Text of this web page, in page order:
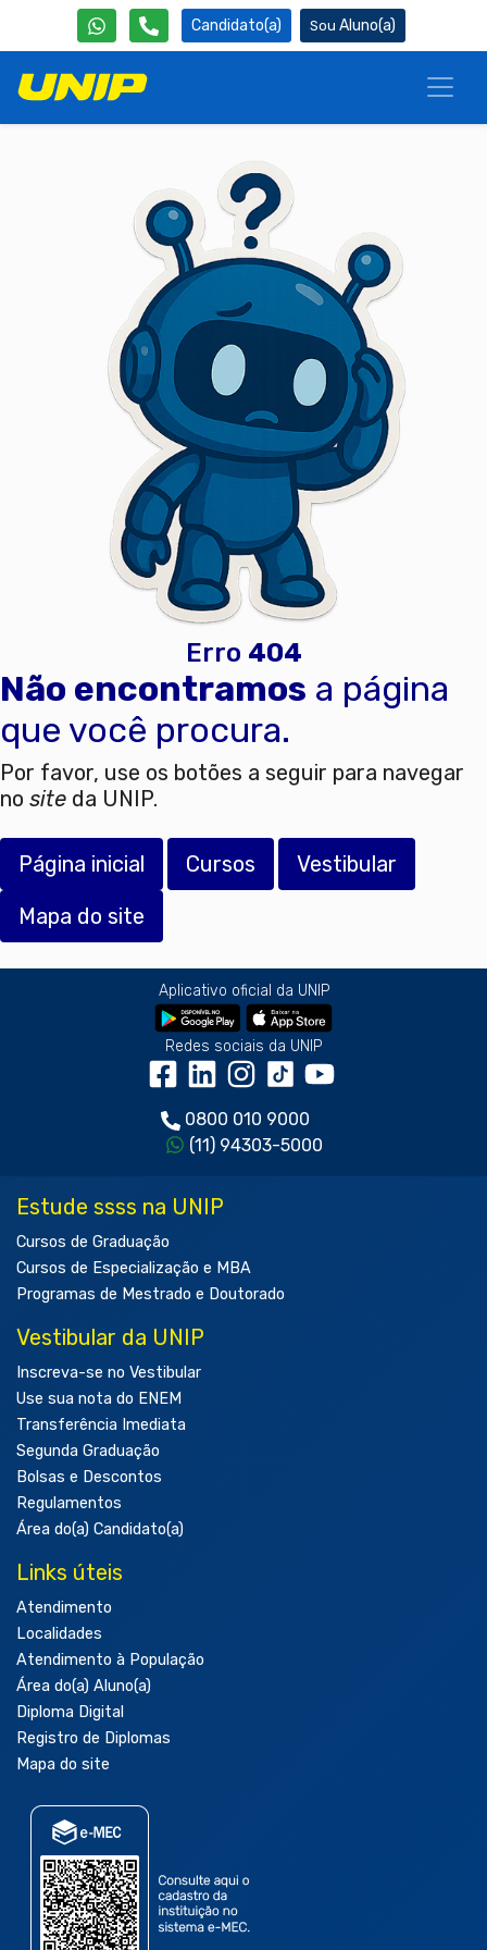
Candidato(a) Aluno(a)
Erro 404
Não encontramos a página
que você procura.
Por favor, use os botões a seguir para navegar
no site da UNIP.
Página inicial Cursos
Vestibular
Mapa do site
Aplicativo oficial da UNIP
Redes sociais da UNIP
0800 010 9000
(11) 94303-5000
Estude ssss na UNIP
Cursos de Graduação
Cursos de Especialização e MBA
Programas de Mestrado e Doutorado
Vestibular da UNIP
Inscreva-se no Vestibular
Use sua nota do ENEM
Transferência Imediata
Segunda Graduação
Bolsas e Descontos
Regulamentos
Área do(a) Candidato(a)
Links úteis
Atendimento
Localidades
Atendimento à População
Área do(a) Aluno(a)
Diploma Digital
Registro de Diplomas
Mapa do site